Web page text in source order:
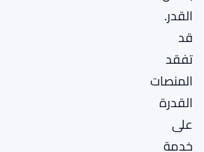
القدر.
قد
تفقد
المنصات
القدرة
على
خدمة